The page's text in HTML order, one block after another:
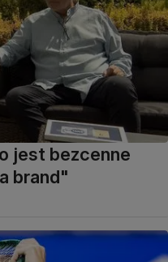
jest bezcenne
brand"